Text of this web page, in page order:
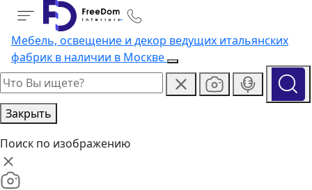
Мебель, освещение и декор ведущих итальянских
фабрик в наличии в Москве
Закрыть
Поиск по изображению